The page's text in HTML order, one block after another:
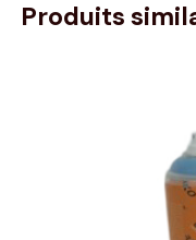
Produits